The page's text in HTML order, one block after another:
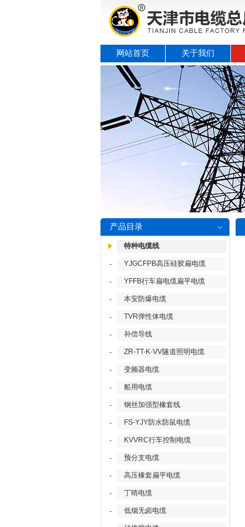
网站首页 关于我们
产品目录
特种电缆线
- YJGCFPB高压硅胶扁电缆
- YFFB行车扁电缆扁平电缆
- 本安防爆电缆
- TVR弹性体电缆
- 补偿导线
- ZR-TT-K-VV隧道照明电缆
- 变频器电缆
- 船用电缆
- 钢丝加强型橡套线
- FS-YJY防水防鼠电缆
- KVVRC行车控制电缆
- 预分支电缆
- 高压橡套扁平电缆
- 丁晴电缆
- 低烟无卤电缆